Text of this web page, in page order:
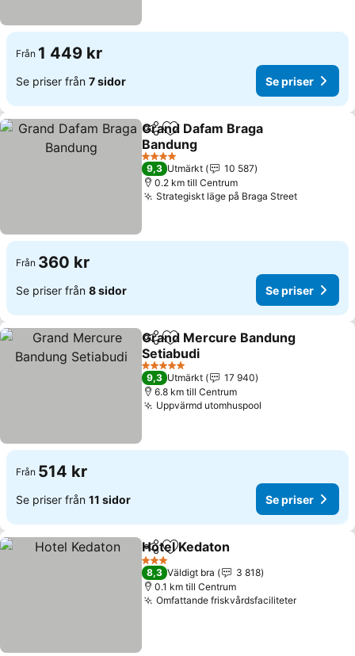
Från 1 449 kr
Se priser från 7 sidor Se priser
Dela Lägg till i Mina Favoriter
Grand Dafam Braga
Bandung
4 Stjärnor
9,3 Utmärkt
10 587
0.2 km till Centrum
Strategiskt läge på Braga Street
Från 360 kr
Se priser från 8 sidor Se priser
Dela Lägg till i Mina Favoriter
Grand Mercure Bandung
Setiabudi
5 Stjärnor
9,3 Utmärkt
17 940
6.8 km till Centrum
Uppvärmd utomhuspool
Från 514 kr
Se priser från 11 sidor Se priser
Dela Lägg till i Mina Favoriter
Hotel Kedaton
3 Stjärnor
8,3 Väldigt bra
3 818
0.1 km till Centrum
Omfattande friskvårdsfaciliteter